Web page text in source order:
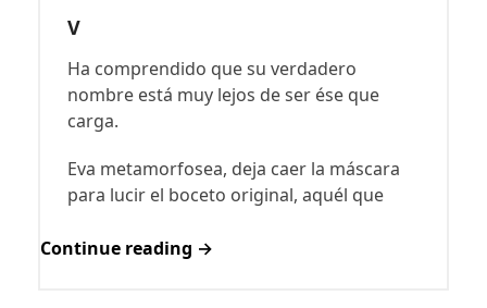
V
Ha comprendido que su verdadero
nombre está muy lejos de ser ése que
carga.
Eva metamorfosea, deja caer la máscara
para lucir el boceto original, aquél que
Continue reading →